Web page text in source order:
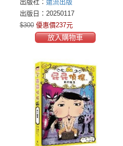
出版社： 遠流出版
出版日：20250117
$300 優惠價237元
放入購物車